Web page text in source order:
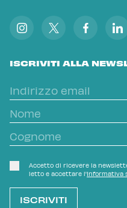
ISCRIVITI ALLA
Accetto di ricevere la
letto e accettare l'Informativa